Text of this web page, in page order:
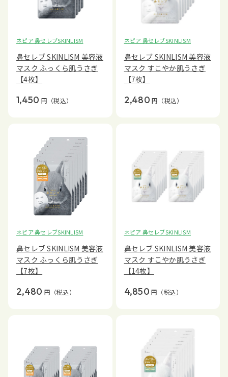
ネピア 鼻セレブSKINLISM
鼻セレブ SKINLISM 美容液
マスク ふっくら肌うさぎ
【4枚】
1,450 円 （税込）
ネピア 鼻セレブSKINLISM
鼻セレブ SKINLISM 美容液
マスク すこやか肌うさぎ
【7枚】
2,480 円 （税込）
ネピア 鼻セレブSKINLISM
鼻セレブ SKINLISM 美容液
マスク ふっくら肌うさぎ
【7枚】
2,480 円 （税込）
ネピア 鼻セレブSKINLISM
鼻セレブ SKINLISM 美容液
マスク すこやか肌うさぎ
【14枚】
4,850 円 （税込）